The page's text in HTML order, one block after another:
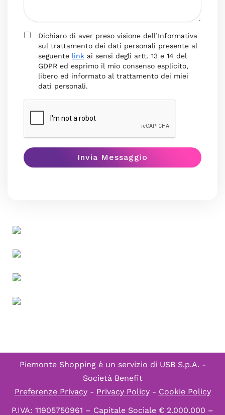
Dichiaro di aver preso visione dell’Informativa
sul trattamento dei dati personali presente al
seguente link ai sensi degli artt. 13 e 14 del
GDPR ed esprimo il mio consenso esplicito,
libero ed informato al trattamento dei miei
dati personali.
Piemonte Shopping è un servizio di USB S.p.A. -
Società Benefit
Preferenze Privacy- Privacy Policy- Cookie Policy
P.IVA: 11905750961 – Capitale Sociale € 2.000.000 –